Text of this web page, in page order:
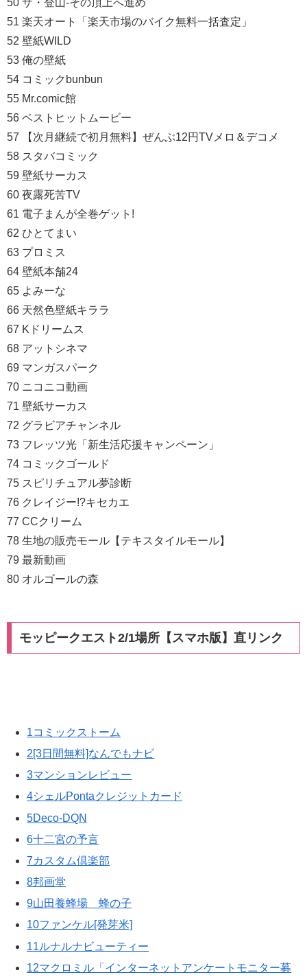
50 ザ・登山-その頂上へ進め
51 楽天オート「楽天市場のバイク無料一括査定」
52 壁紙WILD
53 俺の壁紙
54 コミックbunbun
55 Mr.comic館
56 ベストヒットムービー
57 【次月継続で初月無料】ぜんぶ12円TVメロ＆デコメ
58 スタバコミック
59 壁紙サーカス
60 夜露死苦TV
61 電子まんが全巻ゲット!
62 ひとてまい
63 プロミス
64 壁紙本舗24
65 よみーな
66 天然色壁紙キララ
67 Kドリームス
68 アットシネマ
69 マンガスパーク
70 ニコニコ動画
71 壁紙サーカス
72 グラビアチャンネル
73 フレッツ光「新生活応援キャンペーン」
74 コミックゴールド
75 スピリチュアル夢診断
76 クレイジー!?キセカエ
77 CCクリーム
78 生地の販売モール【テキスタイルモール】
79 最新動画
80 オルゴールの森
モッピークエスト2/1場所【スマホ版】直リンク
1コミックストーム
2[3日間無料]なんでもナビ
3マンションレビュー
4シェルPontaクレジットカード
5Deco-DQN
6十二宮の予言
7カスタム倶楽部
8邦画堂
9山田養蜂場 蜂の子
10ファンケル[発芽米]
11ルナルナビューティー
12マクロミル「インターネットアンケートモニター募